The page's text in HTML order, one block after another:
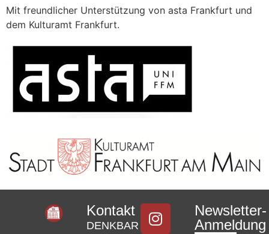
Mit freundlicher Unterstützung von asta Frankfurt und
dem Kulturamt Frankfurt.
Kontakt
DENKBAR
Newsletter-
Anmeldung